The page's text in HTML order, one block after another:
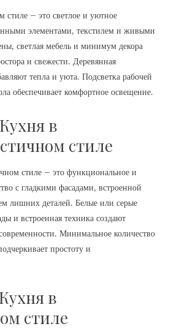
стиле – это светлое и уютное
элементами, текстилем и живыми
светлая мебель и минимум декора
и свежести. Деревянная
тепла и уюта. Подсветка рабочей
обеспечивает комфортное освещение.
в
стиле
стиле – это функциональное и
с гладкими фасадами, встроенной
лишних деталей. Белые или серые
и встроенная техника создают
Минимальное количество
простоту и
в
стиле